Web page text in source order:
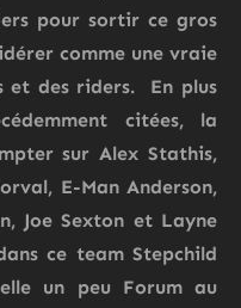
pour sortir ce gros
comme une vraie
et des riders. En plus
citées, la
surAlex Stathis,
E-Man Anderson,
Joe Sexton etLayne
ce team Stepchild
un peu Forum au